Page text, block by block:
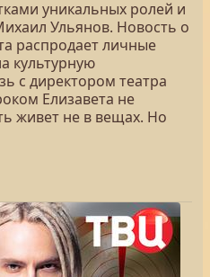
уникальных ролей и
Ульянов. Новость о
распродает личные
культурную
с директором театра
Елизавета не
живет не в вещах. Но